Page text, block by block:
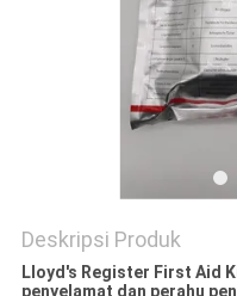
Deskripsi Produk
Lloyd's Register First Aid
penyelamat dan perahu